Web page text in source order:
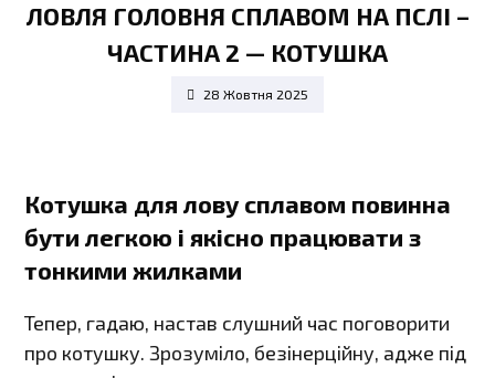
ЛОВЛЯ ГОЛОВНЯ СПЛАВОМ НА ПСЛІ –
ЧАСТИНА 2 — КОТУШКА
28 Жовтня 2025
Котушка для лову сплавом повинна
бути легкою і якісно працювати з
тонкими жилками
Тепер, гадаю, настав слушний час поговорити
про котушку. Зрозуміло, безінерційну, адже під